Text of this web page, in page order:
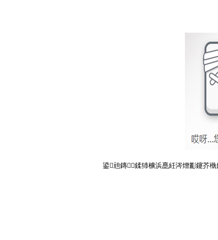
鍙兘鏄鍒犻櫎浜嗭紝涔熷彲鑳芥